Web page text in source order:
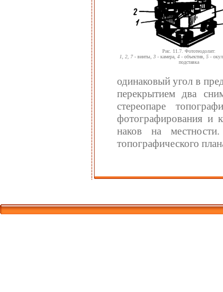
Рис. 11.7. Фототеодолит:
1, 2, 7- винты, 3- камера, 4- объектив, 5-
подставка
одинаковый угол в
перекрытием два
стереопаре
фотографирования и
наков на
топографического